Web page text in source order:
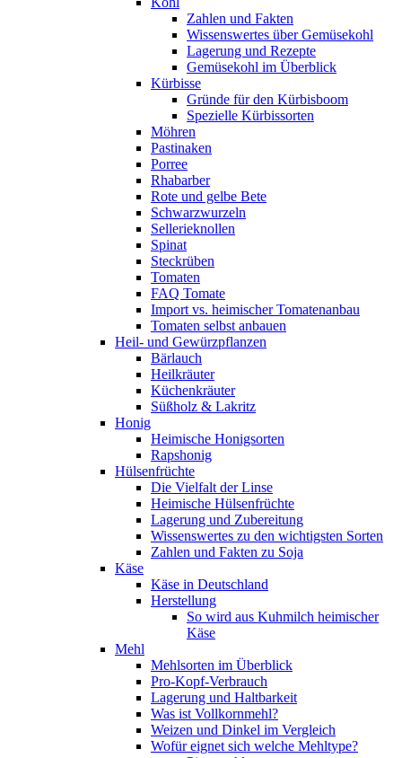
Zahlen und Fakten
Wissenswertes über Gemüsekohl
Lagerung und Rezepte
Gemüsekohl im Überblick
Kürbisse
Gründe für den Kürbisboom
Spezielle Kürbissorten
Möhren
Pastinaken
Porree
Rhabarber
Rote und gelbe Bete
Schwarzwurzeln
Sellerieknollen
Spinat
Steckrüben
Tomaten
FAQ Tomate
Import vs. heimischer Tomatenanbau
Tomaten selbst anbauen
Heil- und Gewürzpflanzen
Bärlauch
Heilkräuter
Küchenkräuter
Süßholz & Lakritz
Honig
Heimische Honigsorten
Rapshonig
Hülsenfrüchte
Die Vielfalt der Linse
Heimische Hülsenfrüchte
Lagerung und Zubereitung
Wissenswertes zu den wichtigsten Sorten
Zahlen und Fakten zu Soja
Käse
Käse in Deutschland
Herstellung
So wird aus Kuhmilch heimischer
Käse
Mehl
Mehlsorten im Überblick
Pro-Kopf-Verbrauch
Lagerung und Haltbarkeit
Was ist Vollkornmehl?
Weizen und Dinkel im Vergleich
Wofür eignet sich welche Mehltype?